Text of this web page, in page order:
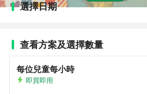
選擇日期
查看方案及選擇數量
每位兒童每小時
即買即用